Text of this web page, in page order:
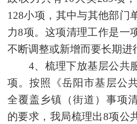
128小项，其中与其他部门
力8项。 这项清理工作是一
不断调整或新增而要长期进
4、梳理下放基层公共
项。按照《岳阳市基层公
全覆盖乡镇（街道）事项
的要求，我局梳理出8项公